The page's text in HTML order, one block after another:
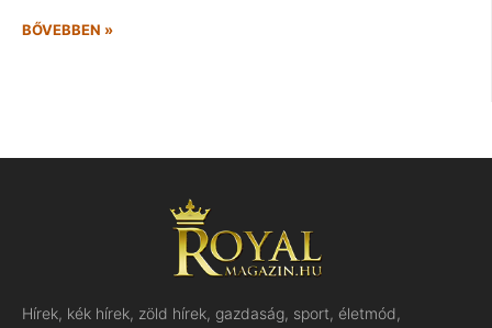
BŐVEBBEN »
Hírek, kék hírek, zöld hírek, gazdaság, sport, életmód,